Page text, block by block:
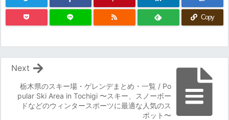
Copy
栃木県のスキー場・ゲレンデまとめ・一覧 / Po
pular Ski Area in Tochigi 〜スキー、スノーボー
ドなどのウィンタースポーツに最適な人気のス
ポット〜
Next